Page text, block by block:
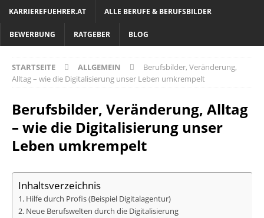
KARRIEREFUEHRER.AT ALLE BERUFE & BERUFSBILDER
BEWERBUNG RATGEBER BLOG
STARTSEITE ALLGEMEIN
Berufsbilder, Veränderung,
Alltag – wie die Digitalisierung unser Leben umkrempelt
Berufsbilder, Veränderung, Alltag
– wie die Digitalisierung unser
Leben umkrempelt
Inhaltsverzeichnis
Hilfe durch Profis (Beispiel Digitalagentur)
Neue Berufswelten durch die Digitalisierung